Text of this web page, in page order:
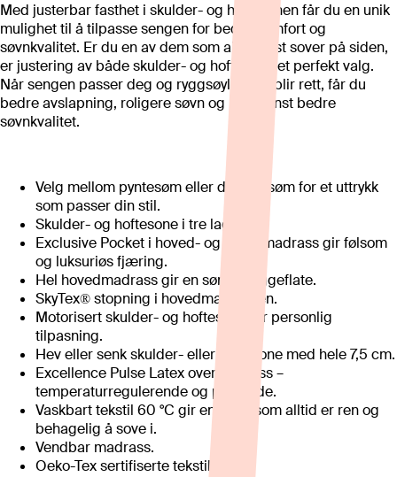
Med justerbar fasthet i skulder- og hoftesonen får du en unik
mulighet til å tilpasse sengen for bedre komfort og
søvnkvalitet. Er du en av dem som aller helst sover på siden,
er justering av både skulder- og hoftesone et perfekt valg.
Når sengen passer deg og ryggsøylen din blir rett, får du
bedre avslapning, roligere søvn og ikke minst bedre
søvnkvalitet.
Velg mellom pyntesøm eller dobbeltsøm for et uttrykk
som passer din stil.
Skulder- og hoftesone i tre lag.
Exclusive Pocket i hoved- og undermadrass gir følsom
og luksuriøs fjæring.
Hel hovedmadrass gir en sømløs liggeflate.
SkyTex® stopning i hovedmadrassen.
Motorisert skulder- og hoftesone for personlig
tilpasning.
Hev eller senk skulder- eller hoftesone med hele 7,5 cm.
Excellence Pulse Latex overmadrass –
temperaturregulerende og pustende.
Vaskbart tekstil 60 °C gir en seng som alltid er ren og
behagelig å sove i.
Vendbar madrass.
Oeko-Tex sertifiserte tekstiler.